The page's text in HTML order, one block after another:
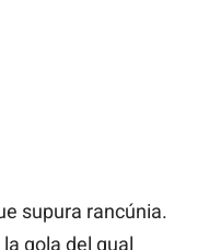
supura rancúnia.
gola del qual